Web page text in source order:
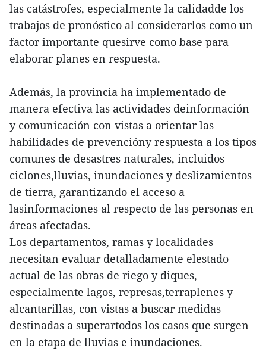
las catástrofes, especialmente la calidadde los
trabajos de pronóstico al considerarlos como un
factor importante quesirve como base para
elaborar planes en respuesta.
Además, la provincia ha implementado de
manera efectiva las actividades deinformación
y comunicación con vistas a orientar las
habilidades de prevencióny respuesta a los tipos
comunes de desastres naturales, incluidos
ciclones,lluvias, inundaciones y deslizamientos
de tierra, garantizando el acceso a
lasinformaciones al respecto de las personas en
áreas afectadas.
Los departamentos, ramas y localidades
necesitan evaluar detalladamente elestado
actual de las obras de riego y diques,
especialmente lagos, represas,terraplenes y
alcantarillas, con vistas a buscar medidas
destinadas a superartodos los casos que surgen
en la etapa de lluvias e inundaciones.